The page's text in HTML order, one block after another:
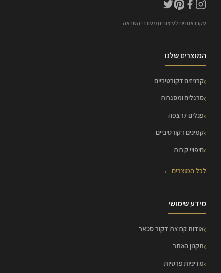
עקבו אחרינו לעיצובים מעוררי השראה
המוצרים שלנו
קרניזים דקורטיביים
סרגלים ומסגרות
פנלים לרצפה
קמינים דקורטיביים
חיפויי קירות
לכל המוצרים ←
מידע שימושי
אודות קבוצת דקור סטאר
תקנון האתר
מדיניות פרטיות